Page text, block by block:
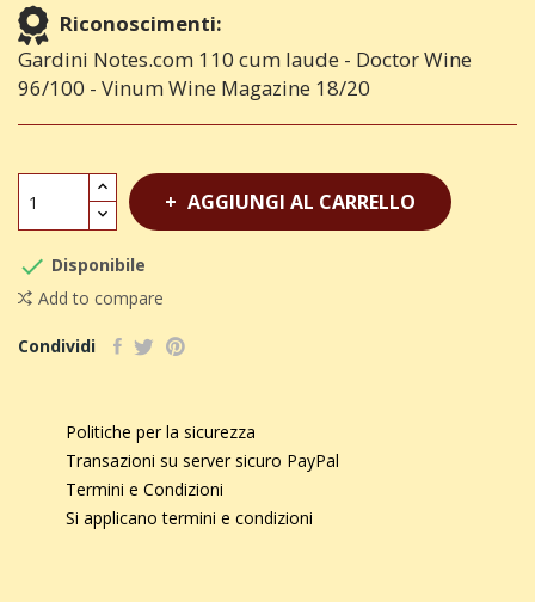
Riconoscimenti:
Gardini Notes.com 110 cum laude - Doctor Wine
96/100 - Vinum Wine Magazine 18/20
AGGIUNGI AL CARRELLO
 Disponibile
Add to compare
Condividi
Politiche per la sicurezza
Transazioni su server sicuro PayPal
Termini e Condizioni
Si applicano termini e condizioni